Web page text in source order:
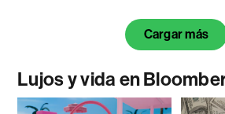
Cargar más
Lujos y vida en